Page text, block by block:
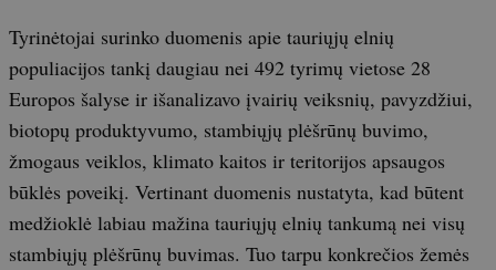
Tyrinėtojai surinko duomenis apie tauriųjų elnių
populiacijos tankį daugiau nei 492 tyrimų vietose 28
Europos šalyse ir išanalizavo įvairių veiksnių, pavyzdžiui,
biotopų produktyvumo, stambiųjų plėšrūnų buvimo,
žmogaus veiklos, klimato kaitos ir teritorijos apsaugos
būklės poveikį. Vertinant duomenis nustatyta, kad būtent
medžioklė labiau mažina tauriųjų elnių tankumą nei visų
stambiųjų plėšrūnų buvimas. Tuo tarpu konkrečios žemės